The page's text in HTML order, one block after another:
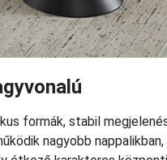
formák, stabil
nagyobb nappalikban,